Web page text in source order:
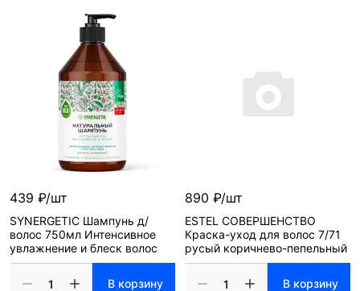
439 ₽/шт
SYNERGETIC Шампунь д/
волос 750мл Интенсивное
увлажнение и блеск волос
В корзину
890 ₽/шт
ESTEL СОВЕРШЕНСТВО
Краска-уход для волос 7/71
русый коричнево-пепельный
В корзину